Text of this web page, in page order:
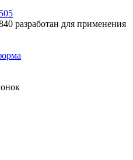
разработан для применения